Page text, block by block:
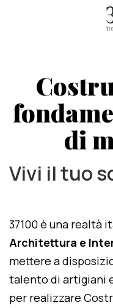
di
Vivi il tuo
37100 è una realtà
Architettura e
mettere a
talento di artigiani
per realizzare